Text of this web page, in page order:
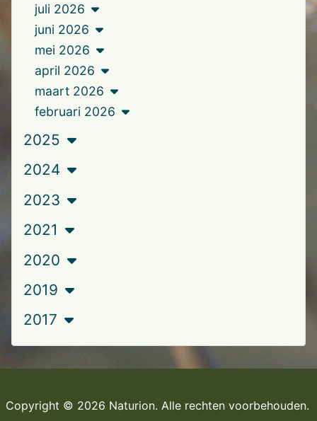
juli 2026
juni 2026
mei 2026
april 2026
maart 2026
februari 2026
2025
2024
2023
2021
2020
2019
2017
Copyright © 2026 Naturion. Alle rechten voorbehouden.